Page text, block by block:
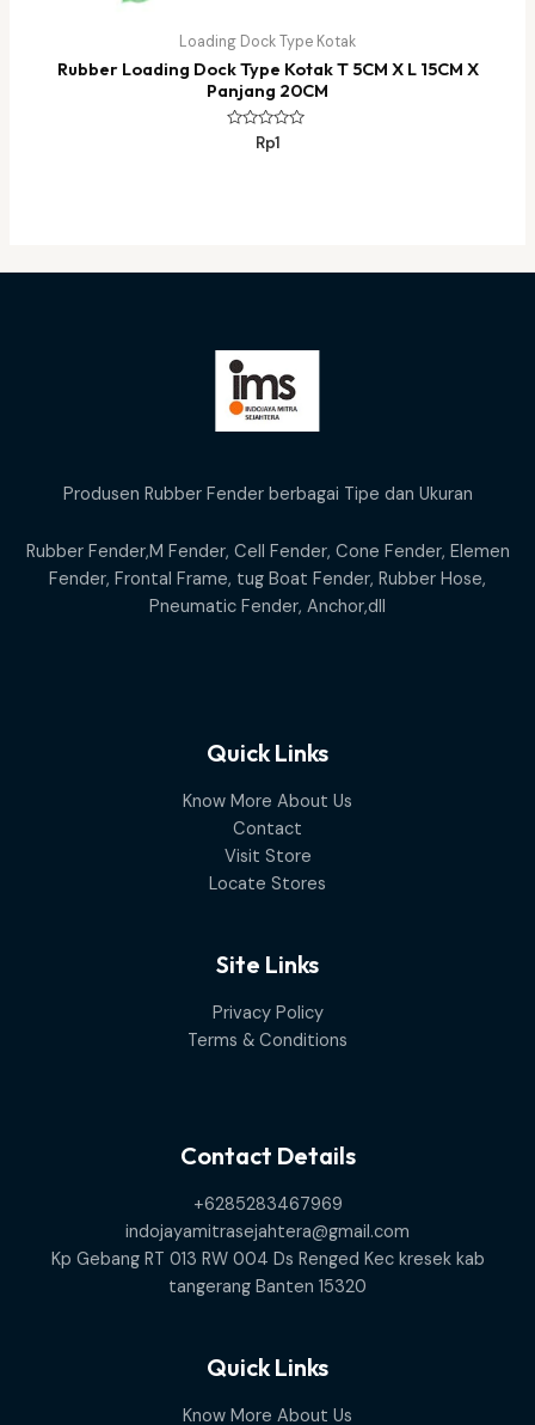
Loading Dock Type Kotak
Rubber Loading Dock Type Kotak T 5CM X L 15CM X
Panjang 20CM
Dinilai
Rp1
Produsen Rubber Fender berbagai Tipe dan Ukuran
Rubber Fender,M Fender, Cell Fender, Cone Fender, Elemen
Fender, Frontal Frame, tug Boat Fender, Rubber Hose,
Pneumatic Fender, Anchor,dll
Quick Links
Know More About Us
Contact
Visit Store
Locate Stores
Site Links
Privacy Policy
Terms & Conditions
Contact Details
+6285283467969
indojayamitrasejahtera@gmail.com
Kp Gebang RT 013 RW 004 Ds Renged Kec kresek kab
tangerang Banten 15320
Quick Links
Know More About Us